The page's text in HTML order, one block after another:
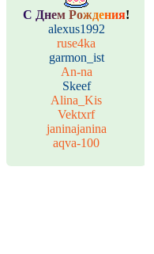
С Днем Рождения!
alexus1992
ruse4ka
garmon_ist
An-na
Skeef
Alina_Kis
Vektxrf
janinajanina
aqva-100